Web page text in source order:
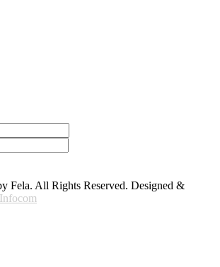
Fela. All Rights Reserved. Designed &